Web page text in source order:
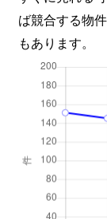
ば競合する物
もあります。